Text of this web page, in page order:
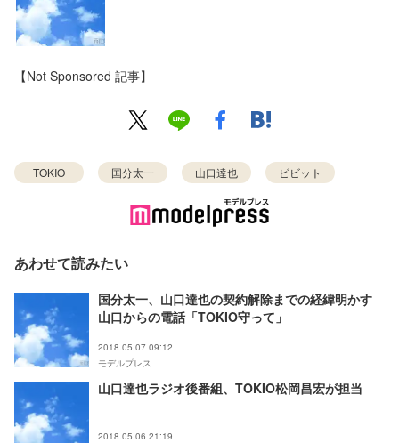
【Not Sponsored 記事】
TOKIO 国分太一 山口達也 ビビット
あわせて読みたい
国分太一、山口達也の契約解除までの経緯明かす
山口からの電話「TOKIO守って」
2018.05.07 09:12
モデルプレス
山口達也ラジオ後番組、TOKIO松岡昌宏が担当
2018.05.06 21:19